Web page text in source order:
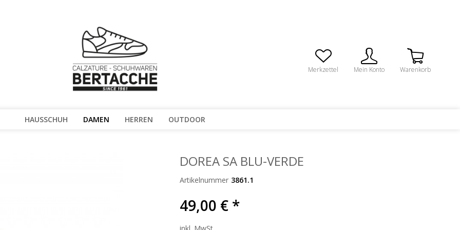
Merkzettel Mein Konto Warenkorb
HAUSSCHUH DAMEN HERREN OUTDOOR
DOREA SA BLU-VERDE
Artikelnummer 3861.1
49,00 € *